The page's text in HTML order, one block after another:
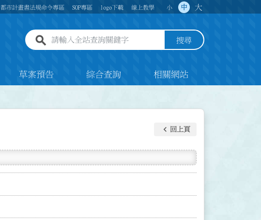
都市計畫書法規命令專區 SOP專區 logo下載 線上教學 小 中 大
全站查詢關鍵字欄位 搜尋
草案預告 綜合查詢 相關網站
keyboard_arrow_left 回上頁